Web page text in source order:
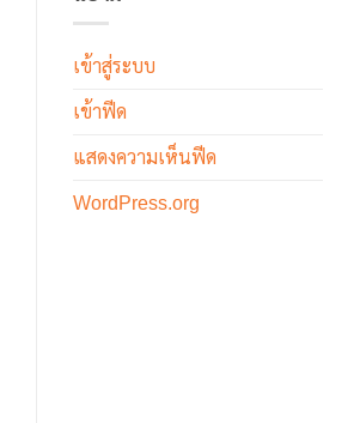
เข้าสู่ระบบ
เข้าฟีด
แสดงความเห็นฟีด
WordPress.org